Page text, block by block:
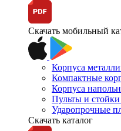
Скачать мобильный
Корпуса
Компактные
Корпуса
Пульты и
Ударопрочные
Скачать каталог